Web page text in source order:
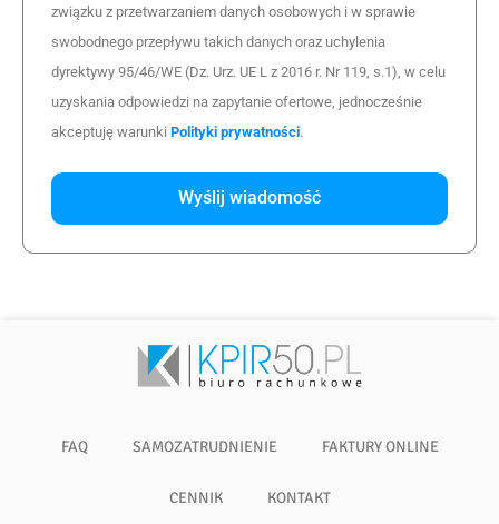
związku z przetwarzaniem danych osobowych i w sprawie
swobodnego przepływu takich danych oraz uchylenia
dyrektywy 95/46/WE (Dz. Urz. UE L z 2016 r. Nr 119, s.1), w celu
uzyskania odpowiedzi na zapytanie ofertowe, jednocześnie
akceptuję warunki Polityki prywatności.
Wyślij wiadomość
FAQ SAMOZATRUDNIENIE FAKTURY ONLINE
CENNIK KONTAKT